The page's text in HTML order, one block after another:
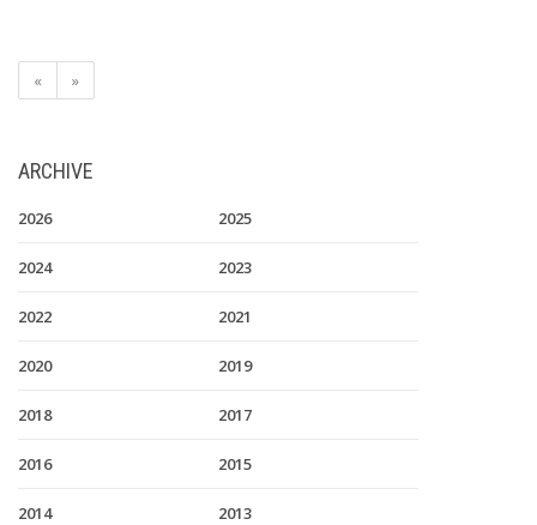
« »
ARCHIVE
2026 2025
2024 2023
2022 2021
2020 2019
2018 2017
2016 2015
2014 2013